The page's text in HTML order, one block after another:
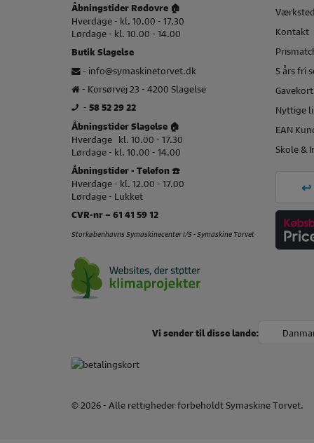
Åbningstider Rødovre 🏠
Hverdage - kl. 10.00 - 17.30
Lørdage - kl. 10.00 - 14.00
Butik Slagelse
- info@symaskinetorvet.dk
- Korsørvej 23 - 4200 Slagelse
- 58 52 29 22
Åbningstider Slagelse 🏠
Hverdage kl. 10.00 - 17.30
Lørdage - kl. 10.00 - 14.00
Åbningstider - Telefon ☎️
Hverdage - kl. 12.00 - 17.00
Lørdage - Lukket
CVR-nr – 61 41 59 12
Storkøbenhavns Symaskinecenter I/S - Symaskine Torvet
Værksted
Kontakt
5 års fri
Gavekort
Nyttige
EAN
Skole &
Vi sender til disse lande:
© 2026 - Alle rettigheder forbeholdtSymaskine Torvet.